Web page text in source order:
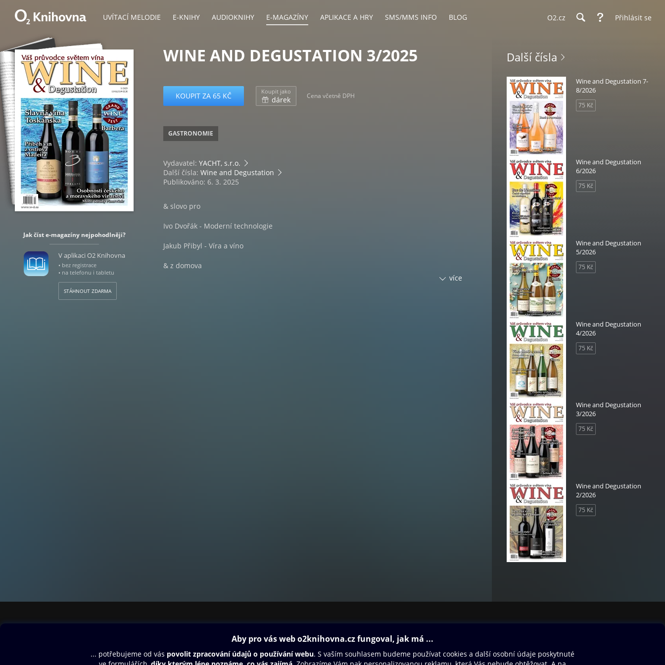
UVÍTACÍ MELODIE E-KNIHY AUDIOKNIHY E-MAGAZÍNY APLIKACE A HRY SMS/MMS INFO BLOG O2.cz Přihlásit se
Jak číst e-magazíny nejpohodlněji?
V aplikaci O2 Knihovna
• bez registrace
• na telefonu i tabletu
STÁHNOUT ZDARMA
WINE AND DEGUSTATION 3/2025
KOUPIT ZA 65 KČ Koupit jako
dárek Cena včetně DPH
GASTRONOMIE
Vydavatel: YACHT, s.r.o.
Další čísla: Wine and Degustation
Publikováno: 6. 3. 2025
& slovo pro
Ivo Dvořák - Moderní technologie
Jakub Přibyl - Víra a víno
& z domova
Osobnosti českého a moravského vinařství - Příběhy špičkových vín z odrůdy Pinot Noir
Spätburgunder z Německa
& kultovní francouzské restaurace
více
Další čísla
Wine and Degustation 7-
8/2026
75 Kč
Wine and Degustation
6/2026
75 Kč
Wine and Degustation
5/2026
75 Kč
Wine and Degustation
4/2026
75 Kč
Wine and Degustation
3/2026
75 Kč
Wine and Degustation
2/2026
75 Kč
Aplikace a hry
SMS/MMS Info
Dárkový poukaz
Oneplay Originály